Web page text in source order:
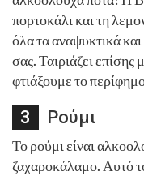
πορτοκάλι και τη
όλα τα αναψυκτικά
σας. Ταιριάζει
φτιάξουμε το
Ρούμι
Το ρούμι είναι
ζαχαροκάλαμο. Αυτό